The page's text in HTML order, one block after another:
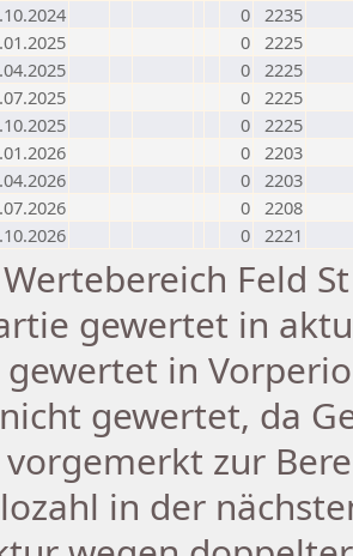
0 2235
0 2225
0 2225
0 2225
0 2225
0 2203
0 2203
0 2208
0 2221
Wertebereich Feld
gewertet in
gewertet in
gewertet, da
vorgemerkt zur
in der